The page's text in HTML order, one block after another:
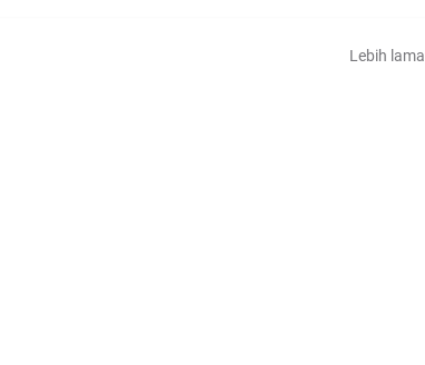
Lebih lama